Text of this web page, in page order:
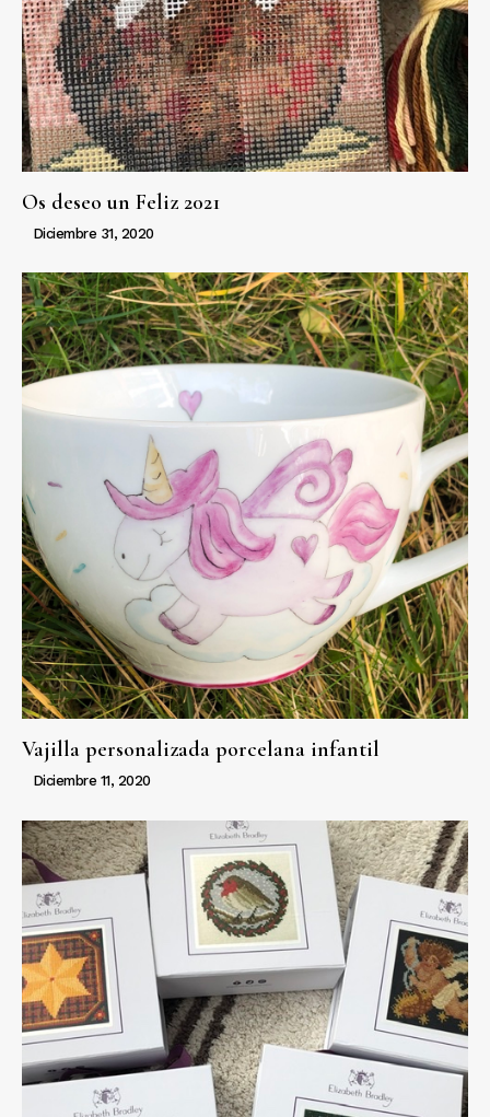
Os deseo un Feliz 2021
Diciembre 31, 2020
Vajilla personalizada porcelana infantil
Diciembre 11, 2020